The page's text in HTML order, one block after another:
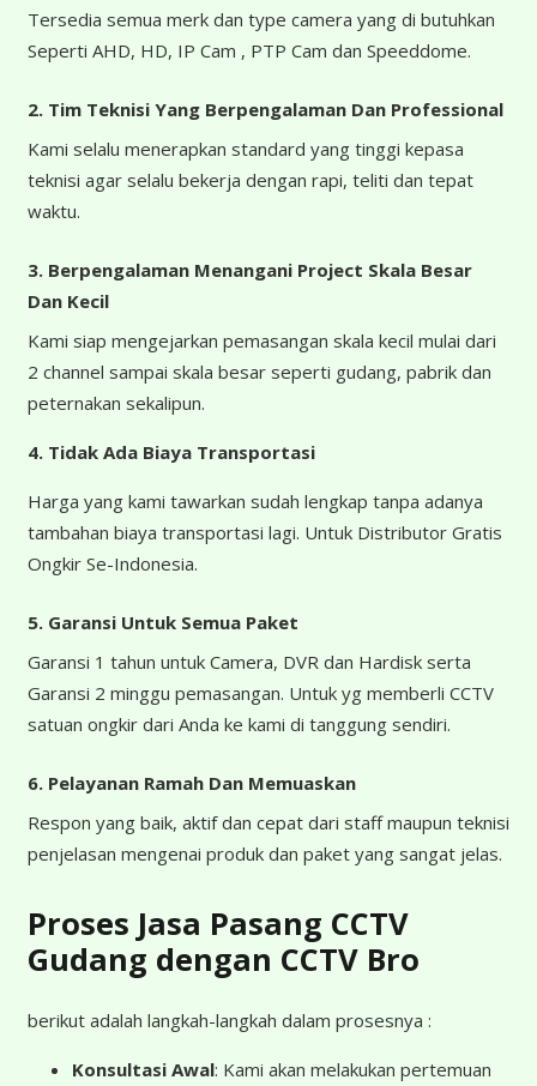
Tersedia semua merk dan type camera yang di butuhkan
Seperti AHD, HD, IP Cam , PTP Cam dan Speeddome.
2. Tim Teknisi Yang Berpengalaman Dan Professional
Kami selalu menerapkan standard yang tinggi kepasa
teknisi agar selalu bekerja dengan rapi, teliti dan tepat
waktu.
3. Berpengalaman Menangani Project Skala Besar
Dan Kecil
Kami siap mengejarkan pemasangan skala kecil mulai dari
2 channel sampai skala besar seperti gudang, pabrik dan
peternakan sekalipun.
4. Tidak Ada Biaya Transportasi
Harga yang kami tawarkan sudah lengkap tanpa adanya
tambahan biaya transportasi lagi. Untuk Distributor Gratis
Ongkir Se-Indonesia.
5. Garansi Untuk Semua Paket
Garansi 1 tahun untuk Camera, DVR dan Hardisk serta
Garansi 2 minggu pemasangan. Untuk yg memberli CCTV
satuan ongkir dari Anda ke kami di tanggung sendiri.
6. Pelayanan Ramah Dan Memuaskan
Respon yang baik, aktif dan cepat dari staff maupun teknisi
penjelasan mengenai produk dan paket yang sangat jelas.
Proses Jasa Pasang CCTV
Gudang dengan CCTV Bro
berikut adalah langkah-langkah dalam prosesnya :
Konsultasi Awal: Kami akan melakukan pertemuan